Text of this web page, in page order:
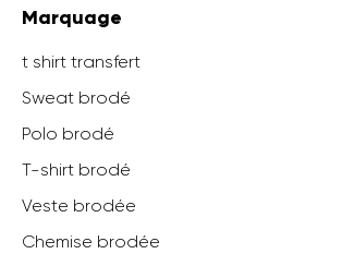
Marquage
t shirt transfert
Sweat brodé
Polo brodé
T-shirt brodé
Veste brodée
Chemise brodée